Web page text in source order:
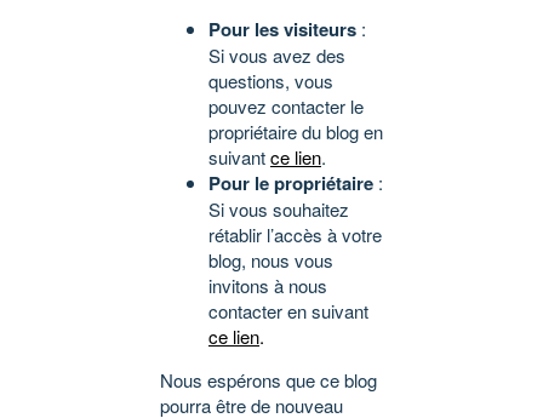
Pour les visiteurs :
Si vous avez des
questions, vous
pouvez contacter le
propriétaire du blog en
suivantce lien.
Pour le propriétaire :
Si vous souhaitez
rétablir l’accès à votre
blog, nous vous
invitons à nous
contacter en suivant
ce lien.
Nous espérons que ce blog
pourra être de nouveau